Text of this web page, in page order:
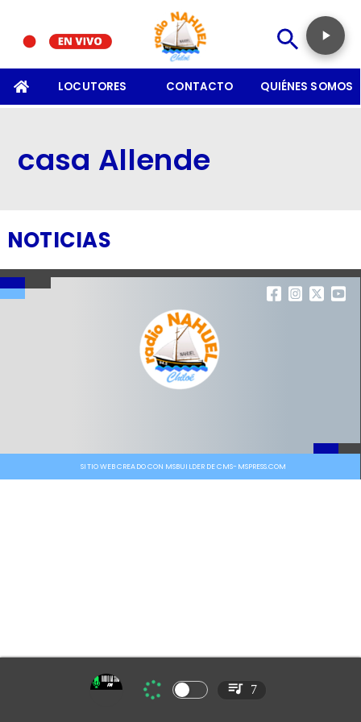
LOCUTORES CONTACTO QUIÉNES SOMOS
casa Allende
NOTICIAS
SITIO WEB CREADO CON MSBUILDER DE CMS-MSPRESS.COM
7